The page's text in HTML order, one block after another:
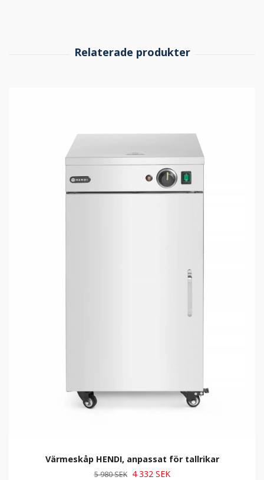
Värmeskåp HENDI, anpassat för tallrikar
5 980 SEK 4 332 SEK